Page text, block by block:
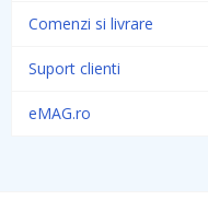
Comenzi si livrare
Suport clienti
eMAG.ro